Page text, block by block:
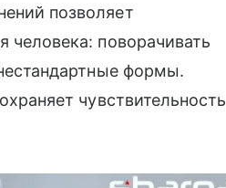
позволяет
поворачивать
формы.
чувствительность